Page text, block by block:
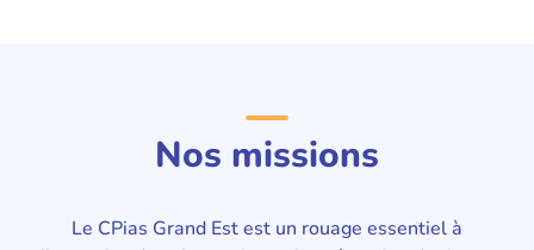
Nos missions
Le CPias Grand Est est un rouage essentiel à